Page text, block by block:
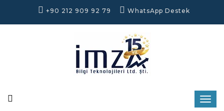
+90 212 909 92 79 WhatsApp Destek